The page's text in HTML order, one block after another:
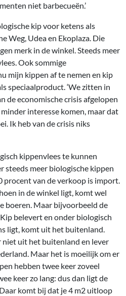
niet barbecueën.’
kip voor ketens als
Weg, Udea en Ekoplaza. Die
merk in de winkel. Steeds meer
Ook sommige
mijn kippen af te nemen en kip
speciaalproduct. ‘We zitten in
de economische crisis afgelopen
interesse komen, maar dat
Ik heb van de crisis niks
kippenvlees te kunnen
steeds meer biologische kippen
van de verkoop is import.
in de winkel ligt, komt wel
boeren. Maar bijvoorbeeld de
belevert en onder biologisch
ligt, komt uit het buitenland.
niet uit het buitenland en lever
Maar het is moeilijk om er
hebben twee keer zoveel
keer zo lang: dus dan ligt de
komt bij dat je 4 m2 uitloop